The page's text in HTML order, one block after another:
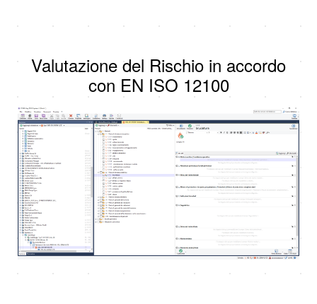
Valutazione del Rischio in accordo
con EN ISO 12100